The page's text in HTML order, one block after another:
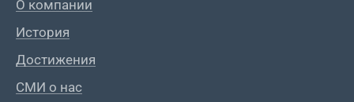
О компании
История
Достижения
СМИ о нас